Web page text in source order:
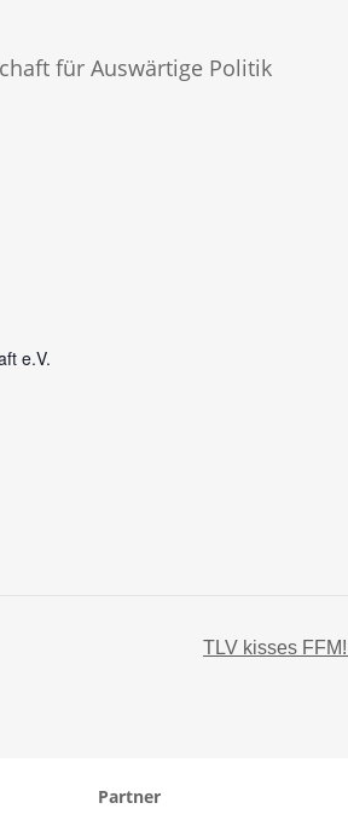
für Auswärtige Politik
e.V.
TLV kisses FFM!
Partner